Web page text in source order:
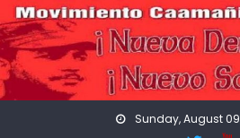
Skip
to
content
Sunday, August